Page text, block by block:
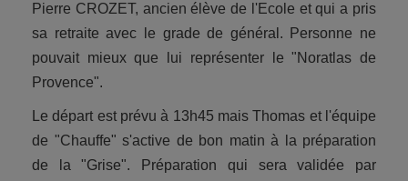
Pierre CROZET, ancien élève de l'Ecole et qui a pris
sa retraite avec le grade de général. Personne ne
pouvait mieux que lui représenter le "Noratlas de
Provence".
Le départ est prévu à 13h45 mais Thomas et l'équipe
de "Chauffe" s'active de bon matin à la préparation
de la "Grise". Préparation qui sera validée par